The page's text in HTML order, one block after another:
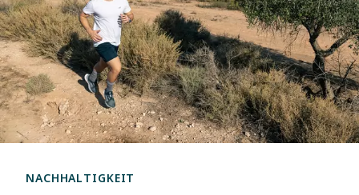
NACHHALTIGKEIT